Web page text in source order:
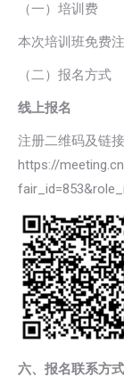
（一）培训费
本次培训班免费注
（二）报名方式
线上报名
注册二维码及链接
https://
六、报名联系方式